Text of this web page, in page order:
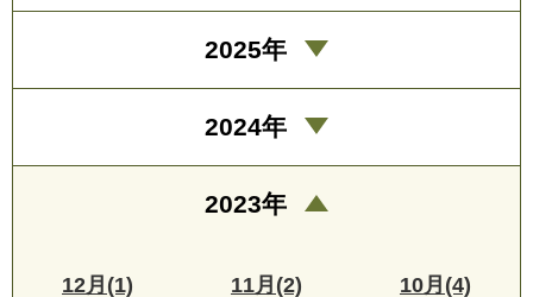
2025年
2024年
2023年
12月(1) 11月(2) 10月(4)